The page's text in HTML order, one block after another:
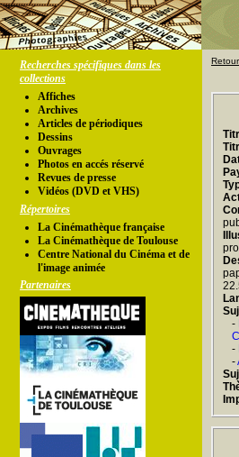
Recherches spécifiques dans les
collections
Affiches
Archives
Articles de périodiques
Dessins
Ouvrages
Photos en accés réservé
Revues de presse
Vidéos (DVD et VHS)
Répertoires
La Cinémathèque française
La Cinémathèque de Toulouse
Centre National du Cinéma et de
l'image animée
Partenaires
Retour
-
-
-